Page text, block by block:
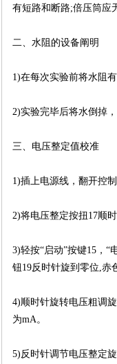
有短路和断路;倍压筒应
二、水阻的设备阐明
1)在每次实验前将水阻
2)实验完毕后将水倒掉
三、电压整定值校准
1)插上电源线，翻开控
2)将电压整定按扭17顺
3)轻按“启动”按键15，
钮19反时针旋到零位,赤
4)顺时针旋转电压粗调
为mA。
5)反时针调节电压整定